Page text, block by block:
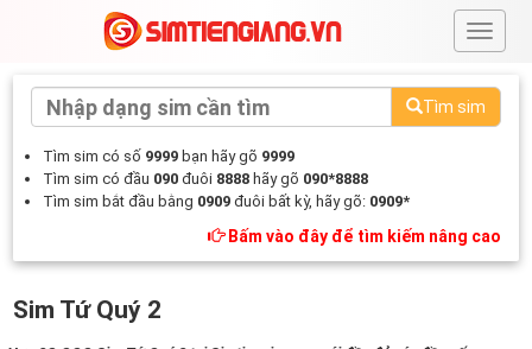
#
Tìm sim
Tìm sim có số 9999 bạn hãy gõ 9999
Tìm sim có đầu 090 đuôi 8888 hãy gõ 090*8888
Tìm sim bắt đầu bằng 0909 đuôi bất kỳ, hãy gõ: 0909*
Bấm vào đây để tìm kiếm nâng cao
Sim Tứ Quý 2